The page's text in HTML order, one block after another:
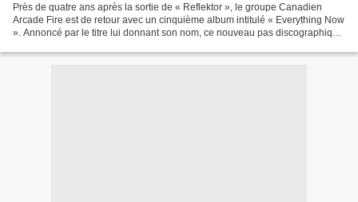
Près de quatre ans après la sortie de « Reflektor », le groupe Canadien
Arcade Fire est de retour avec un cinquième album intitulé « Everything Now
». Annoncé par le titre lui donnant son nom, ce nouveau pas discographique